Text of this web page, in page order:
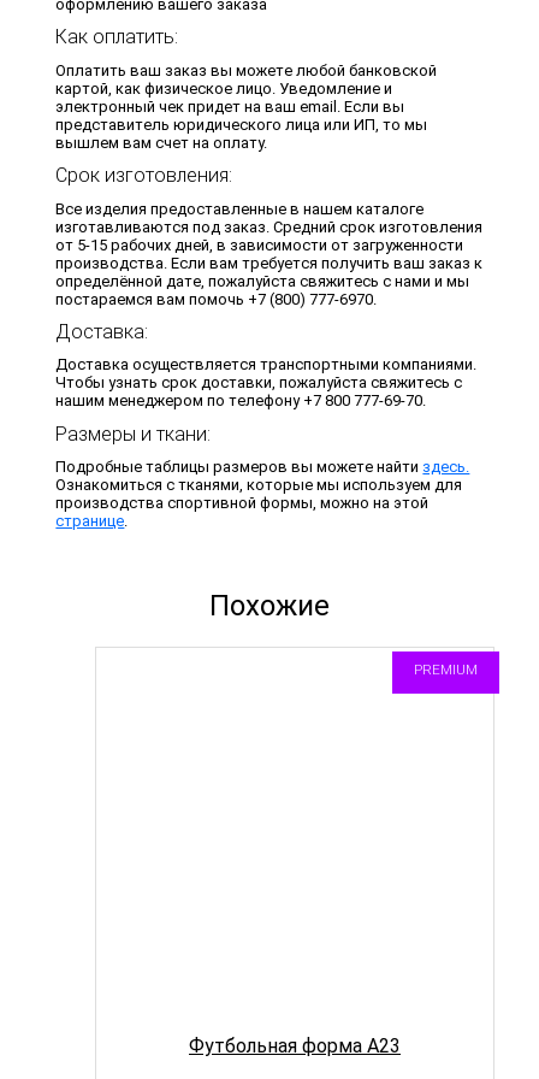
оформлению вашего заказа
Как оплатить:
Оплатить ваш заказ вы можете любой банковской
картой, как физическое лицо. Уведомление и
электронный чек придет на ваш email. Если вы
представитель юридического лица или ИП, то мы
вышлем вам счет на оплату.
Срок изготовления:
Все изделия предоставленные в нашем каталоге
изготавливаются под заказ. Средний срок изготовления
от 5-15 рабочих дней, в зависимости от загруженности
производства. Если вам требуется получить ваш заказ к
определённой дате, пожалуйста свяжитесь с нами и мы
постараемся вам помочь +7 (800) 777-6970.
Доставка:
Доставка осуществляется транспортными компаниями.
Чтобы узнать срок доставки, пожалуйста свяжитесь с
нашим менеджером по телефону +7 800 777-69-70.
Размеры и ткани:
Подробные таблицы размеров вы можете найти здесь.
Ознакомиться с тканями, которые мы используем для
производства спортивной формы, можно на этой
странице.
Похожие
PREMIUM
Футбольная форма A23